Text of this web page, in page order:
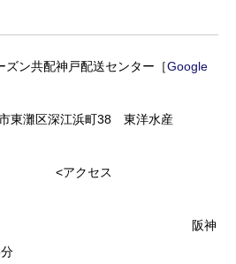
ン共配神戸配送センター［Google
東灘区深江浜町38 東洋水産
ス
神